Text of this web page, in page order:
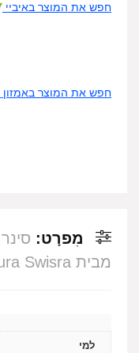
חפש את המוצר באיביי
חפש את המוצר באמזון
מִפרָט:
מבית Laura Swisra – צבע ורוד
למי